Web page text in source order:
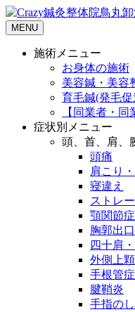
MENU
施術メニュー
お身体の施術
美容鍼・美容
育毛鍼(発毛
【同業者・
症状別メニュー
頭、首、肩、
頭痛
肩こり
寝違え
ストレ
顎関節症
胸郭出
四十肩
外側上
手根管
腱鞘炎
手指の